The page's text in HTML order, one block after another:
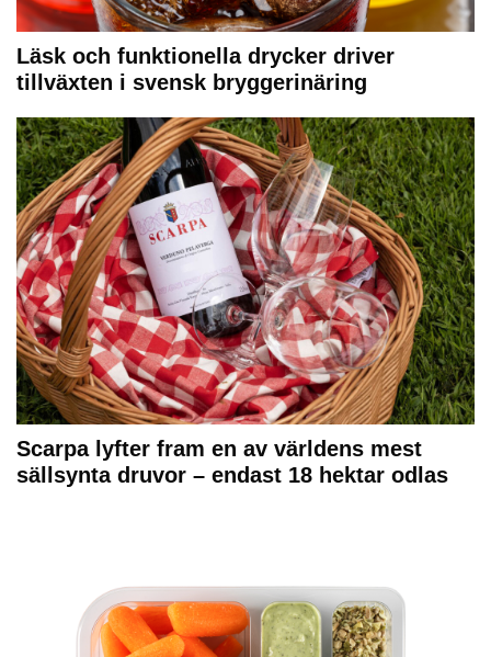
Läsk och funktionella drycker driver
tillväxten i svensk bryggerinäring
Scarpa lyfter fram en av världens mest
sällsynta druvor – endast 18 hektar odlas